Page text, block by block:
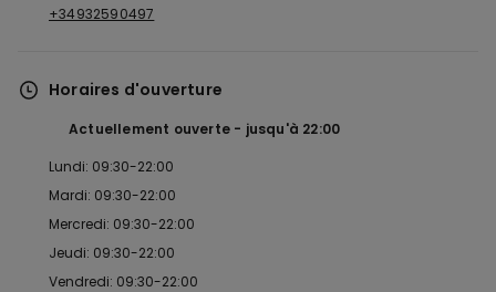
+34932590497
Horaires d'ouverture
Actuellement ouverte jusqu'à 22:00
Lundi: 09:30-22:00
Mardi: 09:30-22:00
Mercredi: 09:30-22:00
Jeudi: 09:30-22:00
Vendredi: 09:30-22:00